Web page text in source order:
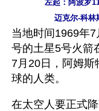
左起：阿波罗
迈克尔-科林
当地时间1969年
号的土星5号火箭
7月20日，阿姆斯
球的人类。
在太空人要正式